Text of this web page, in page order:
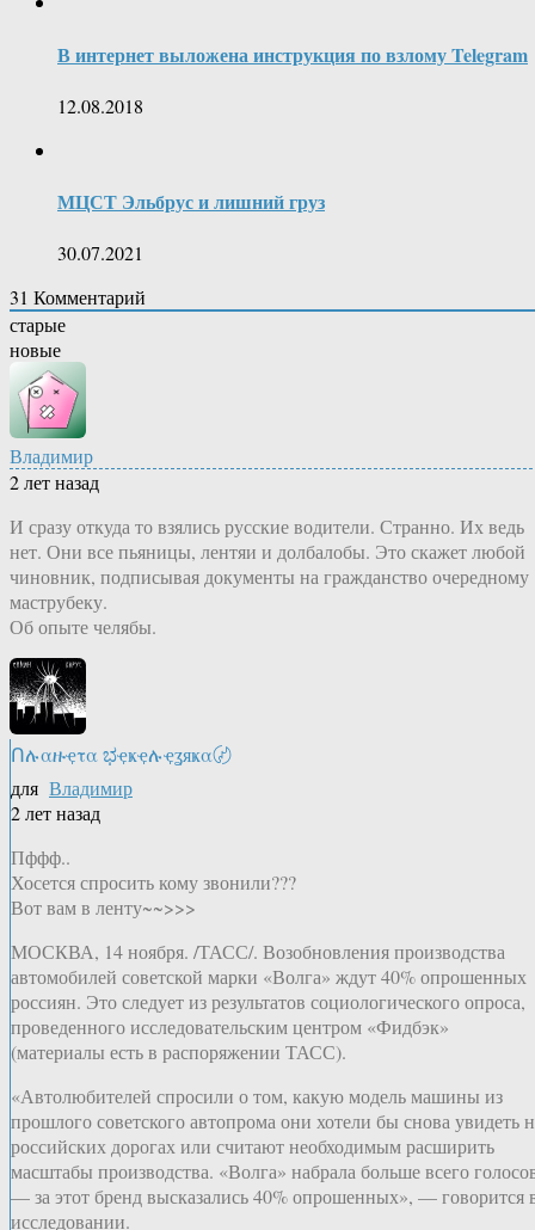
В интернет выложена инструкция по взлому Telegram
12.08.2018
МЦСТ Эльбрус и лишний груз
30.07.2021
31 Комментарий
старые
новые
Владимир
2 лет назад
И сразу откуда то взялись русские водители. Странно. Их ведь
нет. Они все пьяницы, лентяи и долбалобы. Это скажет любой
чиновник, подписывая документы на гражданство очередному
маструбеку.
Об опыте челябы.
Ոሉαዙҿτα ಭҿҝҿሉҿʓяҝα〄
для Владимир
2 лет назад
Пффф..
Хосется спросить кому звонили???
Вот вам в ленту~~>>>
МОСКВА, 14 ноября. /ТАСС/. Возобновления производства
автомобилей советской марки «Волга» ждут 40% опрошенных
россиян. Это следует из результатов социологического опроса,
проведенного исследовательским центром «Фидбэк»
(материалы есть в распоряжении ТАСС).
«Автолюбителей спросили о том, какую модель машины из
прошлого советского автопрома они хотели бы снова увидеть
российских дорогах или считают необходимым расширить
масштабы производства. «Волга» набрала больше всего
— за этот бренд высказались 40% опрошенных», — говорится
исследовании.